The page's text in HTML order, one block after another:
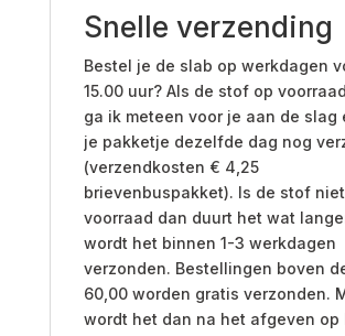
Snelle verzending
Bestel je de slab op werkdagen
15.00 uur? Als de stof op
ga ik meteen voor je aan de slag
je pakketje dezelfde dag nog
(verzendkosten € 4,25
brievenbuspakket). Is de stof
voorraad dan duurt het wat
wordt het binnen 1-3 werkdagen
verzonden. Bestellingen boven
60,00 worden gratis verzonden.
wordt het dan na het afgeven op